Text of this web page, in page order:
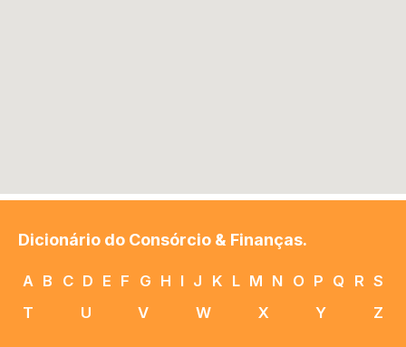
Dicionário do Consórcio & Finanças.
A B C D E F G H I J K L M N O P Q R S
T
U V W X Y Z